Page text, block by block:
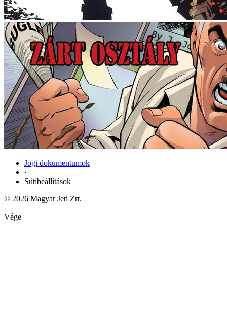
Jogi dokumentumok
·
Sütibeállítások
© 2026 Magyar Jeti Zrt.
Vége